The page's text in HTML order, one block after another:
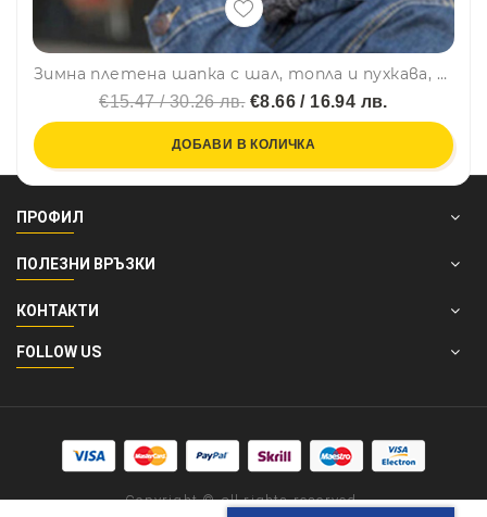
Зимна плетена шапка с шал, топла и пухкава, СИВА - HAT AND SCARF
€15.47 / 30.26 лв.€8.66 / 16.94 лв.
ДОБАВИ В КОЛИЧКА
ПРОФИЛ
ПОЛЕЗНИ ВРЪЗКИ
КОНТАКТИ
FOLLOW US
Copyright © all rights reserved.